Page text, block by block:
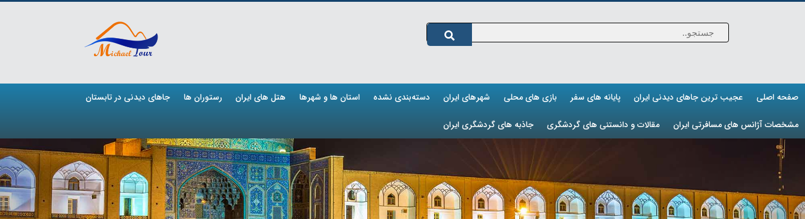
صفحه اصلی عجیب ترین جاهای دیدنی ایران پایانه های سفر بازی های محلی شهرهای ایران دسته‌بندی نشده استان ها و شهرها هتل های ایران رستوران ها جاهای دیدنی در تابستان
مشخصات آژانس های مسافرتی ایران مقالات و دانستنی های گردشگری جاذبه های گردشگری ایران